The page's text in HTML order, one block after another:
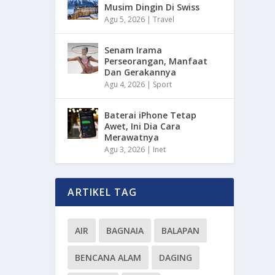
Musim Dingin Di Swiss
Agu 5, 2026 |Travel
Senam Irama
Perseorangan, Manfaat
Dan Gerakannya
Agu 4, 2026 | Sport
Baterai iPhone Tetap
Awet, Ini Dia Cara
Merawatnya
Agu 3, 2026 | Inet
ARTIKEL TAG
AIR BAGNAIA BALAPAN
BENCANA ALAM DAGING